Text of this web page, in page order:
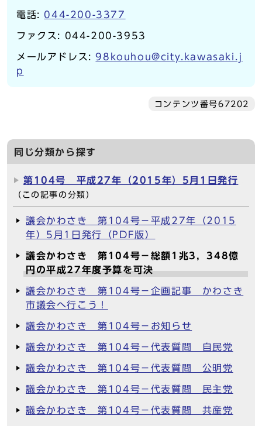
電話: 044-200-3377
ファクス: 044-200-3953
メールアドレス:98kouhou@city.kawasaki.j
p
コンテンツ番号67202
同じ分類から探す
第104号 平成27年（2015年）5月1日発行
（この記事の分類）
議会かわさき 第104号－平成27年（2015
年）5月1日発行（PDF版）
議会かわさき 第104号－総額1兆3，348億
円の平成27年度予算を可決
議会かわさき 第104号－企画記事 かわさき
市議会へ行こう！
議会かわさき 第104号－お知らせ
議会かわさき 第104号－代表質問 自民党
議会かわさき 第104号－代表質問 公明党
議会かわさき 第104号－代表質問 民主党
議会かわさき 第104号－代表質問 共産党